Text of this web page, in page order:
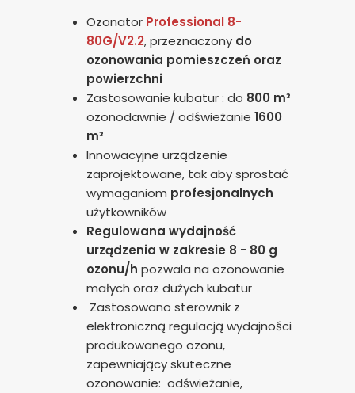
Ozonator Professional 8-
80G/V2.2, przeznaczony do
ozonowania pomieszczeń oraz
powierzchni
Zastosowanie kubatur : do 800 m³
ozonodawnie / odświeżanie 1600
m³
Innowacyjne urządzenie
zaprojektowane, tak aby sprostać
wymaganiom profesjonalnych
użytkowników
Regulowana wydajność
urządzenia w zakresie 8 - 80 g
ozonu/h pozwala na ozonowanie
małych oraz dużych kubatur
Zastosowano sterownik z
elektroniczną regulacją wydajności
produkowanego ozonu,
zapewniający skuteczne
ozonowanie: odświeżanie,